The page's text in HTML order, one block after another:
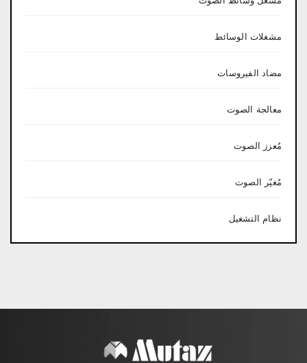
مشغلات الوسائط
مضاد الفيروسات
معالجة الصوت
مُعزز الصوت
مُغيّر الصوت
نظام التشغيل